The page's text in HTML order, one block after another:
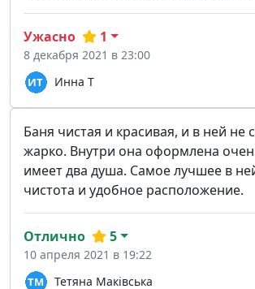
Инна Т
Ужасно 1
8 декабря 2021 в 23:00
Баня чистая и красивая, и в ней не
жарко. Внутри она оформлена
имеет два душа. Самое лучшее в
чистота и удобное расположение.
Тетяна Маківська
Отлично 5
10 апреля 2021 в 19:22